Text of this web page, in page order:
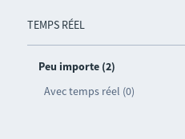
TEMPS RÉEL
Peu importe (2)
Avec temps réel (0)